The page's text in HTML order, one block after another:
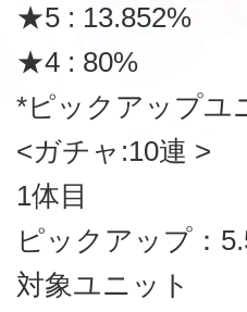
★5 : 13.852%
★4 : 80%
*ピックアップユ
<ガチャ:10連 >
1体目
ピックアップ：
対象ユニット